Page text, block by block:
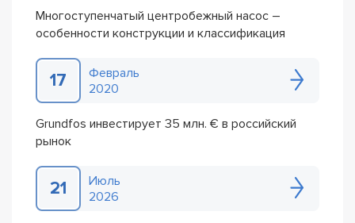
Многоступенчатый центробежный насос –
особенности конструкции и классификация
17
Февраль
2020
Grundfos инвестирует 35 млн. € в российский
рынок
21
Июль
2026